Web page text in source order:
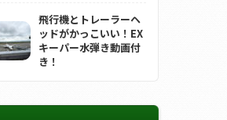
飛行機とトレーラーヘ
ッドがかっこいい！EX
キーパー水弾き動画付
き！